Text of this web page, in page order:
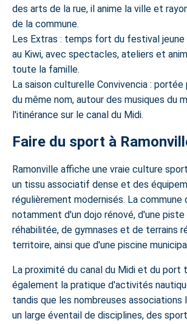
des arts de la rue, il anime la ville et
de la commune.
Les Extras : temps fort du festival jeune
au Kiwi, avec spectacles, ateliers et
toute la famille.
La saison culturelle Convivencia :
du même nom, autour des musiques du
l'itinérance sur le canal du Midi.
Faire du sport à
Ramonville affiche une vraie culture
un tissu associatif dense et des
régulièrement modernisés. La commune
notamment d'un dojo rénové, d'une
réhabilitée, de gymnases et de terrains
territoire, ainsi que d'une piscine
La proximité du canal du Midi et du port
également la pratique d'activités
tandis que les nombreuses associations
un large éventail de disciplines, des